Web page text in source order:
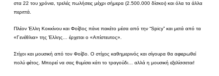
στα 22 του χρόνια, τρελές πωλήσεις μέχρι σήμερα (2.500.000 δίσκοι) και όλα τα άλλα
περιττά.
Πλέον Έλλη Κοκκίνου και Φοίβος πάνε πακέτο μέσα από την “Spicy” και μετά από τα
«Γενέθλια» της Έλλης… έρχεται ο «Απίστευτος».
Στίχοι και μουσική από τον Φοίβο. Ο στίχος καθημερινός και σίγουρα θα αφιερωθεί
πολύ φέτος. Μπορεί να σας θυμίσει κάτι το τραγούδι… αλλά η μουσική εξελίσσεται!